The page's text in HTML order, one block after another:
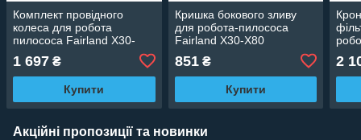
Комплект провідного
колеса для робота
пилососа Fairland X30-
1 697 ₴
Купити
Кришка бокового зливу
для робота-пилососа
Fairland X30-X80
851₴
Купити
2
Акційні пропозиції та новинки